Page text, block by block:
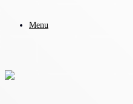
Menu